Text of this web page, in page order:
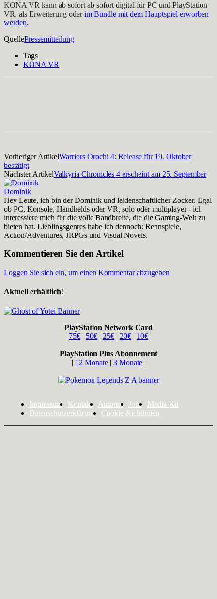
KONA VR kann ab sofort ab sofort digital für PC und PlayStation
VR, als Erweiterung oderim Bundle mit dem Hauptspiel erworben
werden.
QuellePressemitteilung
Tags
KONA VR
Vorheriger ArtikelWarriors Orochi 4: Release für 19. Oktober
bestätigt
Nächster ArtikelValkyria Chronicles 4 erscheint am 25. September
Dominik
Hey Leute, ich bin der Dominik und leidenschaftlicher Zocker. Egal
ob PC, Konsole, Handhelds oder VR, solo oder multiplayer - ich
interessiere mich für die volle Bandbreite, die die Gaming-Welt zu
bieten hat. Lieblingsgenres habe ich dennoch: Rennspiele,
Action/Adventures, JRPGs und Visual Novels.
Kommentieren Sie den Artikel
Loggen Sie sich ein, um einen Kommentar abzugeben
Aktuell erhältlich!
PlayStation Network Card
| 75€ | 50€ | 25€ | 20€ | 10€ |
PlayStation Plus Abonnement
| 12 Monate| 3 Monate|
Impressum Kontakt Autoren Jobs
Media-Kit
Datenschutzerklärung
Cookie-Richtlinien